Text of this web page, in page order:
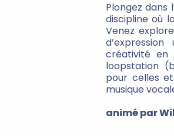
Plongez dans
discipline où
Venez
créativité en
loopstation
pour celles
musique
animé par